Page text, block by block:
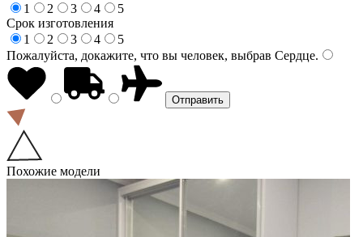
1
2 3 4
5
Срок изготовления
1
2 3 4
5
Пожалуйста, докажите, что вы человек, выбрав Сердце.
Похожие модели